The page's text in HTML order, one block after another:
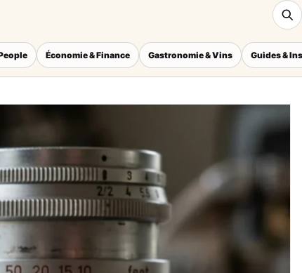
Économie & Finance Gastronomie & Vins Guides &